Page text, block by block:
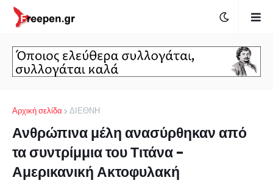
Αρχική σελίδα ΔΙΕΘΝΗ
Ανθρώπινα μέλη ανασύρθηκαν από
τα συντρίμμια του Τιτάνα -
Αμερικανική Ακτοφυλακή